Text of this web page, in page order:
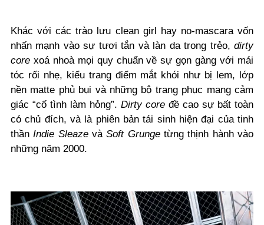
Khác với các trào lưu clean girl hay no-mascara vốn
nhấn mạnh vào sự tươi tắn và làn da trong trẻo, dirty
core xoá nhoà mọi quy chuẩn về sự gọn gàng với mái
tóc rối nhẹ, kiểu trang điểm mắt khói như bị lem, lớp
nền matte phủ bụi và những bộ trang phục mang cảm
giác “cố tình làm hỏng”. Dirty core đề cao sự bất toàn
có chủ đích, và là phiên bản tái sinh hiện đại của tinh
thần Indie SleazevàSoft Grungetừng thịnh hành vào
những năm 2000.